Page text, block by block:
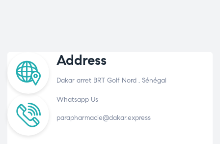
Address
Dakar arret BRT Golf Nord , Sénégal
Whatsapp Us
parapharmacie@dakar.express